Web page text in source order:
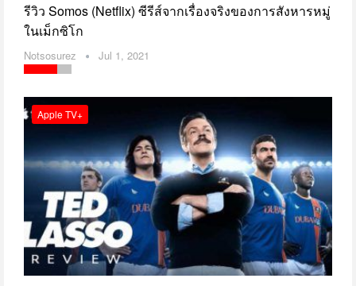
รีวิว Somos (Netflix) ซีรีส์จากเรื่องจริงของการสังหารหมู่
ในเม็กซิโก
Notsosurez Jul 1, 2021
Apple TV+